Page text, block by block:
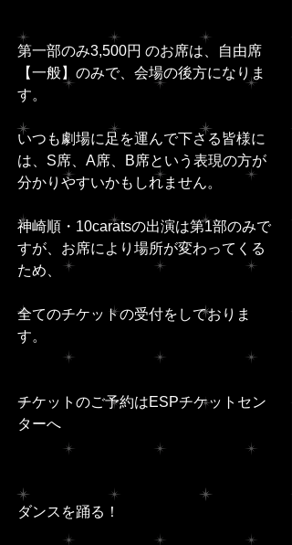
第一部のみ3,500円 のお席は、自由席
【一般】のみで、会場の後方になりま
す。
いつも劇場に足を運んで下さる皆様に
は、S席、A席、B席という表現の方が
分かりやすいかもしれません。
神崎順・10caratsの出演は第1部のみで
すが、お席により場所が変わってくる
ため、
全てのチケットの受付をしておりま
す。
チケットのご予約はESPチケットセン
ターへ
ダンスを踊る！